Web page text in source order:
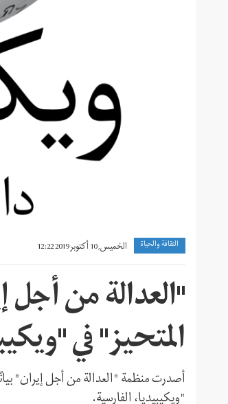
الثقافة والحياة الخميس, 10 أكتوبر 2019 12:22
"العدالة من
المتحيز" في